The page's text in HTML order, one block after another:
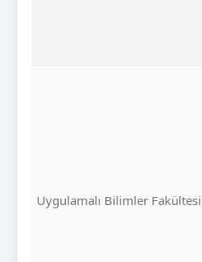
Uygulamalı Bilimler Fakültesi